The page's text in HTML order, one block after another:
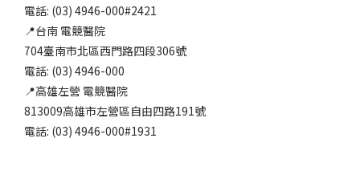
電話: (03) 4946-000#2421
📍台南 電競醫院
704臺南市北區西門路四段306號
電話: (03) 4946-000
📍高雄左營 電競醫院
813009高雄市左營區自由四路191號
電話: (03) 4946-000#1931